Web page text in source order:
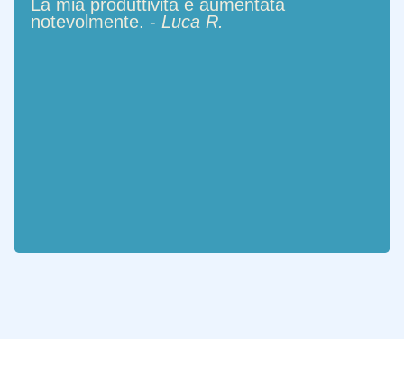
La mia produttività è aumentata
notevolmente. - Luca R.